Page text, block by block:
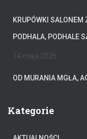
KRUPÓWKI SALONEM
PODHALA, PODHALE
14 maja 2026
OD MURANIA MGŁA,
Kategorie